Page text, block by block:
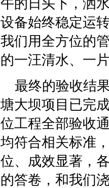
午的日头下，洒
设备始终稳定运
我们用全方位的
的一汪清水、一
最终的验收结
塘大坝项目已完
位工程全部验收
均符合相关标准
位、成效显著，
的答卷，和我们